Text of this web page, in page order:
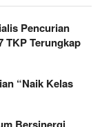
Pencurian
TKP Terungkap
“Naik Kelas